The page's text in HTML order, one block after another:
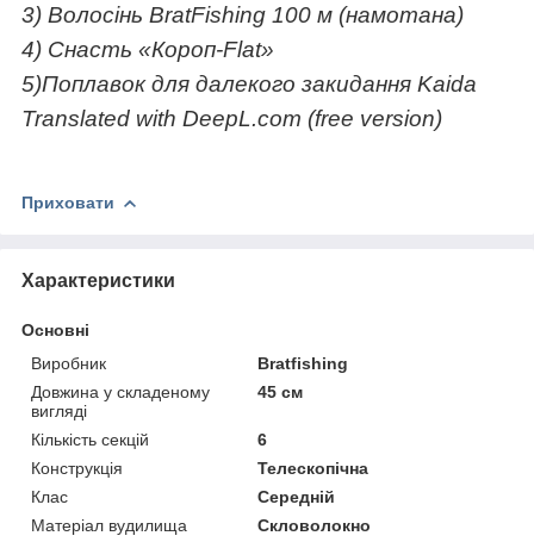
3) Волосінь BratFishing 100 м (намотана)
4) Снасть «Короп-Flat»
5)Поплавок для далекого закидання Kaida
Translated with DeepL.com (free version)
Приховати
Характеристики
Основні
Виробник
Bratfishing
Довжина у складеному
вигляді
45 см
Кількість секцій
6
Конструкція
Телескопічна
Клас
Середній
Матеріал вудилища
Скловолокно